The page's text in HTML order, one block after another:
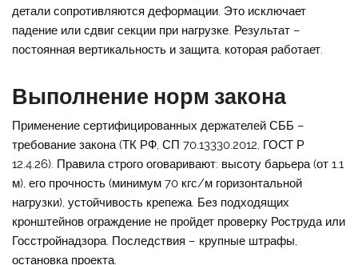
детали сопротивляются деформации. Это исключает
падение или сдвиг секции при нагрузке. Результат –
постоянная вертикальность и защита, которая работает.
Выполнение норм закона
Применение сертифицированных держателей СББ –
требование закона (ТК РФ, СП 70.13330.2012, ГОСТ Р
12.4.26). Правила строго оговаривают: высоту барьера (от 1.1
м), его прочность (минимум 70 кгс/м горизонтальной
нагрузки), устойчивость крепежа. Без подходящих
кронштейнов ограждение не пройдет проверку Роструда или
Госстройнадзора. Последствия – крупные штрафы,
остановка проекта.